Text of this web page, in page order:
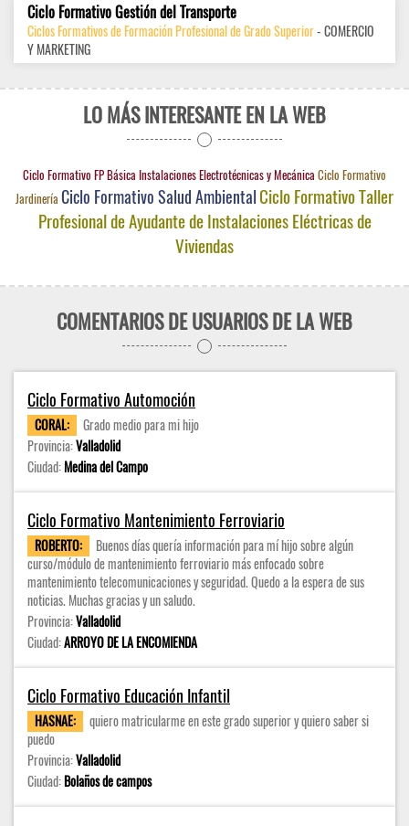
Ciclo Formativo Gestión del Transporte
Ciclos Formativos de Formación Profesional de Grado Superior- COMERCIO
Y MARKETING
LO MÁS INTERESANTE EN LA WEB
Ciclo Formativo FP Básica Instalaciones Electrotécnicas y Mecánica Ciclo Formativo
Jardinería Ciclo Formativo Salud AmbientalCiclo Formativo Taller
Profesional de Ayudante de Instalaciones Eléctricas de
Viviendas
COMENTARIOS DE USUARIOS DE LA WEB
Ciclo Formativo Automoción
CORAL:
Grado medio para mi hijo
Provincia:Valladolid
Ciudad:Medina del Campo
Ciclo Formativo Mantenimiento Ferroviario
ROBERTO:
Buenos días quería información para mí hijo sobre algún
curso/módulo de mantenimiento ferroviario más enfocado sobre
mantenimiento telecomunicaciones y seguridad. Quedo a la espera de sus
noticias. Muchas gracias y un saludo.
Provincia:Valladolid
Ciudad:ARROYO DE LA ENCOMIENDA
Ciclo Formativo Educación Infantil
HASNAE:
quiero matricularme en este grado superior y quiero saber si
puedo
Provincia:Valladolid
Ciudad:Bolaños de campos